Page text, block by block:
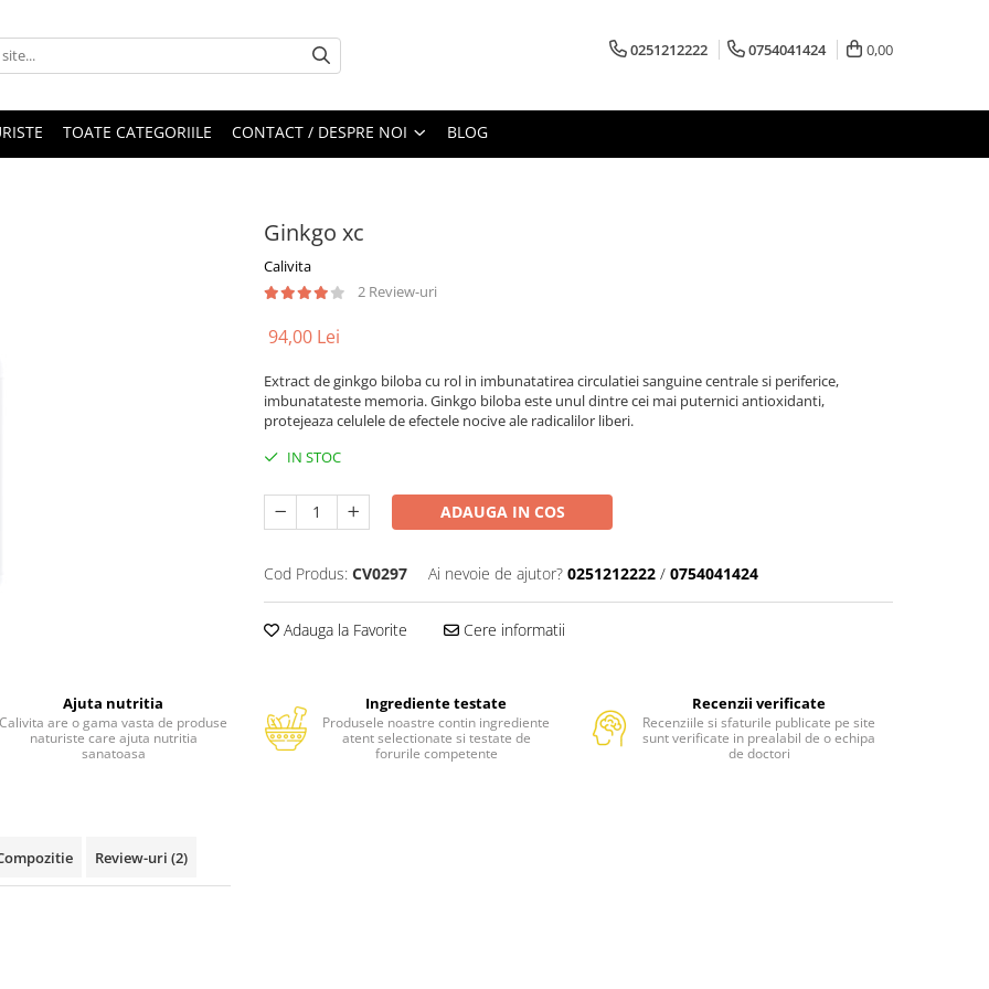
0251212222 0754041424 0,00
TOATE CATEGORIILE CONTACT / DESPRE NOI BLOG
Ginkgo xc
Calivita
2 Review-uri
94,00 Lei
Extract de ginkgo biloba cu rol in imbunatatirea circulatiei sanguine centrale si periferice,
imbunatateste memoria. Ginkgo biloba este unul dintre cei mai puternici antioxidanti,
protejeaza celulele de efectele nocive ale radicalilor liberi.
IN STOC
ADAUGA IN COS
Cod Produs: CV0297 Ai nevoie de ajutor? 0251212222 / 0754041424
Adauga la Favorite Cere informatii
Ajuta nutritia
Calivita are o gama vasta de produse
naturiste care ajuta nutritia
sanatoasa
Ingrediente testate
Produsele noastre contin ingrediente
atent selectionate si testate de
forurile competente
Recenzii verificate
Recenziile si sfaturile publicate pe site
sunt verificate in prealabil de o echipa
de doctori
Review-uri (2)